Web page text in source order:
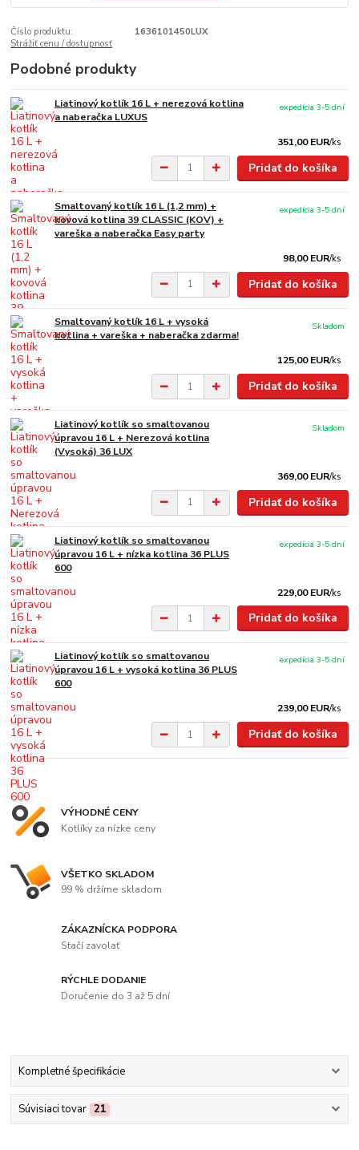
Číslo produktu:
1636101450LUX
Strážiť cenu / dostupnosť
Podobné produkty
Liatinový kotlík 16 L + nerezová kotlina
a naberačka LUXUS
351,00 EUR/ks
expedícia 3-5 dní
Pridať do košíka
Smaltovaný kotlík 16 L (1,2 mm) +
kovová kotlina 39 CLASSIC (KOV) +
vareška a naberačka Easy party
98,00 EUR/ks
expedícia 3-5 dní
Pridať do košíka
Smaltovaný kotlík 16 L + vysoká
kotlina + vareška + naberačka zdarma!
125,00 EUR/ks
Skladom
Pridať do košíka
Liatinový kotlík so smaltovanou
úpravou 16 L + Nerezová kotlina
(Vysoká) 36 LUX
369,00 EUR/ks
Skladom
Pridať do košíka
Liatinový kotlík so smaltovanou
úpravou 16 L + nízka kotlina 36 PLUS
600
229,00 EUR/ks
expedícia 3-5 dní
Pridať do košíka
Liatinový kotlík so smaltovanou
úpravou 16 L + vysoká kotlina 36 PLUS
600
239,00 EUR/ks
expedícia 3-5 dní
Pridať do košíka
VÝHODNÉ CENY
Kotlíky za nízke ceny
VŠETKO SKLADOM
99 % držíme skladom
ZÁKAZNÍCKA PODPORA
Stačí zavolať
RÝCHLE DODANIE
Doručenie do 3 až 5 dní
Kompletné špecifikácie
Súvisiaci tovar 21